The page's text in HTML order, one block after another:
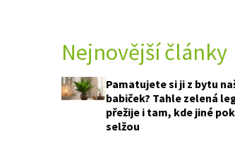
Nejnovější články
Pamatujete si ji z bytu
babiček? Tahle zelená
přežije i tam, kde jiné
selžou